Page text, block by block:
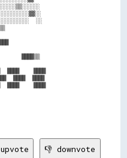
░░░░░░░░▒▒░░░░░░
░░░░░░░░░░░░▓▓░░
░░░░░░░░░░░░  ░░
░░▒▒
░░░░░░
▒▒░░▒▒████
████▒▒
👎 downvote